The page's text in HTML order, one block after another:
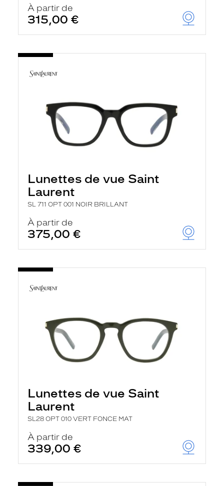
À partir de
315,00 €
Lunettes de vue Saint
Laurent
SL 711 OPT 001 NOIR BRILLANT
À partir de
375,00 €
Lunettes de vue Saint
Laurent
SL28 OPT 010 VERT FONCE MAT
À partir de
339,00 €